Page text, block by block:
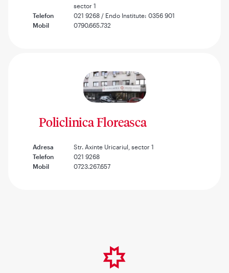
sector 1
Telefon
021 9268 / Endo Institute: 0356 901
Mobil
0790.665.732
Policlinica Floreasca
Adresa
Str. Axinte Uricariul, sector 1
Telefon
021 9268
Mobil
0723.267.657